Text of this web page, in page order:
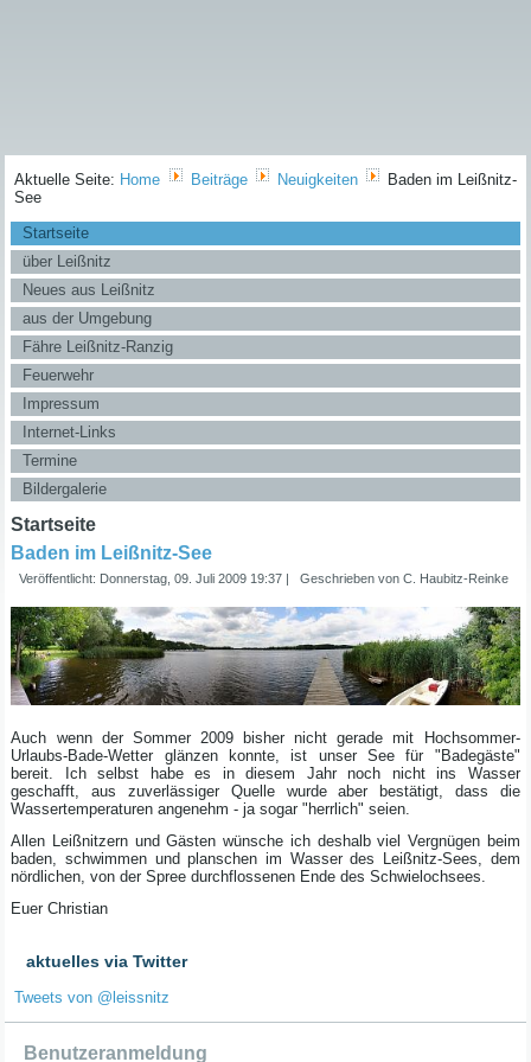
Aktuelle Seite: Home Beiträge Neuigkeiten
Baden im Leißnitz-
See
Startseite
über Leißnitz
Neues aus Leißnitz
aus der Umgebung
Fähre Leißnitz-Ranzig
Feuerwehr
Impressum
Internet-Links
Termine
Bildergalerie
Startseite
Baden im Leißnitz-See
Veröffentlicht: Donnerstag, 09. Juli 2009 19:37 | Geschrieben von C. Haubitz-Reinke
Auch wenn der Sommer 2009 bisher nicht gerade mit Hochsommer-
Urlaubs-Bade-Wetter glänzen konnte, ist unser See für "Badegäste"
bereit. Ich selbst habe es in diesem Jahr noch nicht ins Wasser
geschafft, aus zuverlässiger Quelle wurde aber bestätigt, dass die
Wassertemperaturen angenehm - ja sogar "herrlich" seien.
Allen Leißnitzern und Gästen wünsche ich deshalb viel Vergnügen beim
baden, schwimmen und planschen im Wasser des Leißnitz-Sees, dem
nördlichen, von der Spree durchflossenen Ende des Schwielochsees.
Euer Christian
aktuelles via Twitter
Tweets von @leissnitz
Benutzeranmeldung